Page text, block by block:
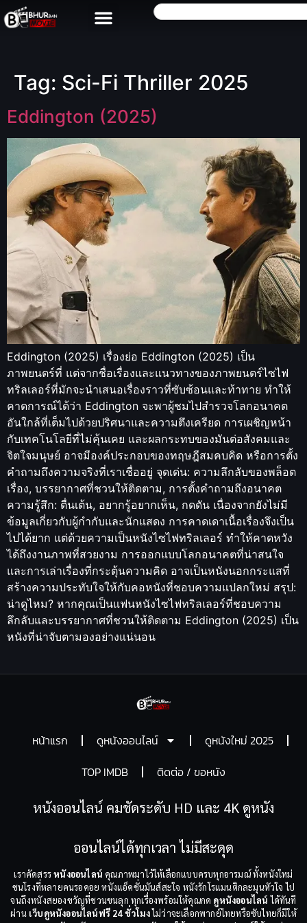
Tag: Sci-Fi Thriller 2025
Eddington (2025)
Eddington (2025) เรื่องย่อ Eddington (2025) เป็น
ภาพยนตร์ที่ แต่จากชื่อเรื่องและแนวทางของภาพยนตร์ไซไฟ
ทริลเลอร์ที่มักจะนำเสนอเรื่องราวที่ซับซ้อนและท้าทาย ทำให้
คาดการณ์ได้ว่า Eddington จะพาผู้ชมไปสำรวจโลกอนาคต
อันใกล้ที่เต็มไปด้วยปริศนาและความตึงเครียด การเผชิญหน้า
กับเทคโนโลยีที่ไม่คุ้นเคย และผลกระทบของมันต่อสังคมและ
จิตใจมนุษย์ อาจมีองค์ประกอบของทฤษฎีสมคบคิด หรือการตั้ง
คำถามถึงความจริงที่เราเชื่ออยู่ จุดเด่น: ความลึกลับของพล็อต
เรื่อง, บรรยากาศที่ชวนให้ติดตาม, การตั้งคำถามถึงอนาคต
ความรู้สึก: ตื่นเต้น, อยากรู้อยากเห็น, กดดัน เนื่องจากยังไม่มี
ข้อมูลเกี่ยวกับผู้กำกับและนักแสดง การคาดเดาเนื้อเรื่องจึงเป็น
ไปได้ยาก แต่ด้วยความเป็นหนังไซไฟทริลเลอร์ ทำให้คาดหวัง
ได้ถึงงานภาพที่สวยงาม การออกแบบโลกอนาคตที่น่าสนใจ
และการเล่าเรื่องที่กระตุ้นความคิด อาจเป็นหนังนอกกระแสที่
สร้างความประทับใจให้กับคอหนังที่ชอบความแปลกใหม่ สรุป:
น่าดูไหม? หากคุณเป็นแฟนหนังไซไฟทริลเลอร์ที่ชอบความ
ลึกลับและบรรยากาศที่ชวนให้ติดตาม Eddington (2025) เป็น
หนังที่น่าจับตามองอย่างแน่นอน
หน้าแรก ดูหนังออนไลน์
ดูหนังใหม่ 2025
TOP IMDB
ติดต่อ / ขอหนัง
หนังออนไลน์ คมชัดระดับ HD และ 4K ดูหนัง
ออนไลน์ได้ทุกเวลา ไม่มีสะดุด
เราคัดสรรหนังออนไลน์ คุณภาพมาไว้ให้เลือกแบบครบทุกอารมณ์ ทั้งหนังใหม่
ชนโรงที่หลายคนรอคอย หนังแอ็คชั่นมันส์สะใจ หนังรักโรแมนติกละมุนหัวใจ ไป
จนถึงหนังสยองขวัญที่ชวนขนลุก ทุกเรื่องพร้อมให้คุณกด ดูหนังออนไลน์ ได้ทันที
ผ่าน เว็บดูหนังออนไลน์ฟรี 24 ชั่วโมงไม่ว่าจะเลือกพากย์ไทยหรือซับไทยก็มีให้